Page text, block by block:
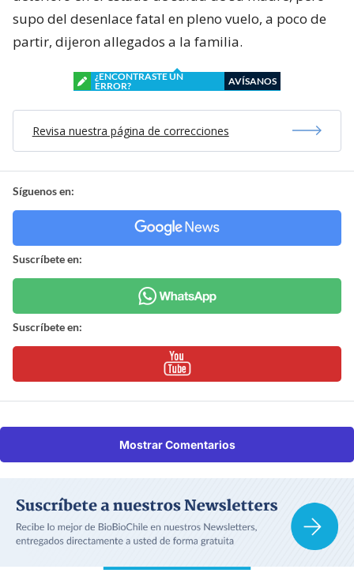
supo del desenlace fatal en pleno vuelo, a poco de
partir, dijeron allegados a la familia.
¿ENCONTRASTE UN
ERROR?
AVÍSANOS
Revisa nuestra página de correcciones
Síguenos en:
Suscríbete en:
Suscríbete en:
Mostrar Comentarios